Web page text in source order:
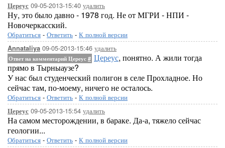
Цереус 09-05-2013-15:40 удалить
Ну, это было давно - 1978 год. Не от МГРИ - НПИ -
Новочеркасский.
Обратиться - Ответить - К полной версии
Annataliya 09-05-2013-15:46 удалить
Ответ на комментарий Цереус # Цереус, понятно. А жили тогда
прямо в Тырныаузе?
У нас был студенческий полигон в селе Прохладное. Но
сейчас там, по-моему, ничего не осталось.
Обратиться - Ответить - К полной версии
Цереус 09-05-2013-15:54 удалить
На самом месторождении, в бараке. Да-а, тяжело сейчас
геологии...
Обратиться - Ответить - К полной версии